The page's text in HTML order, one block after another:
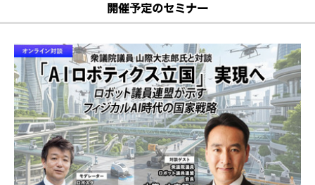
開催予定のセミナー